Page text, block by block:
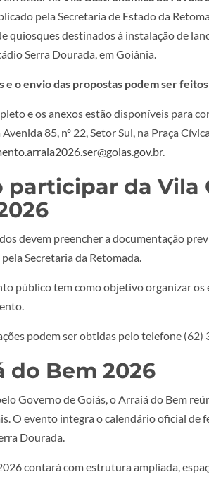
pela Secretaria de Estado da
quiosques destinados à instalação de
Serra Dourada, em Goiânia.
e o envio das propostas podem ser
e os anexos estão disponíveis para
85, nº 22, Setor Sul, na Praça
.
participar da Vila
devem preencher a documentação
Secretaria da Retomada.
público tem como objetivo organizar os
podem ser obtidas pelo telefone (62)
do Bem 2026
Governo de Goiás, o Arraiá do Bem
O evento integra o calendário oficial
Dourada.
contará com estrutura ampliada,